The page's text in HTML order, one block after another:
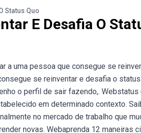
Status Quo
E Desafia O
a uma pessoa que consegue se
se reinventar e desafia o
o perfil de sair fazendo,.
em determinado contexto.
no mercado de trabalho que
novas. Webaprenda 12 maneiras